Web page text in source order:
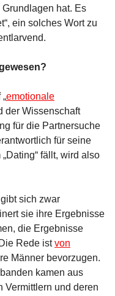
hat. Es
ein solches Wort zu
emotionale
der Wissenschaft
für die Partnersuche
für seine
fällt, wird also
sich zwar
sie ihre Ergebnisse
die Ergebnisse
Rede istvon
Männer bevorzugen.
kamen aus
Vermittlern und deren